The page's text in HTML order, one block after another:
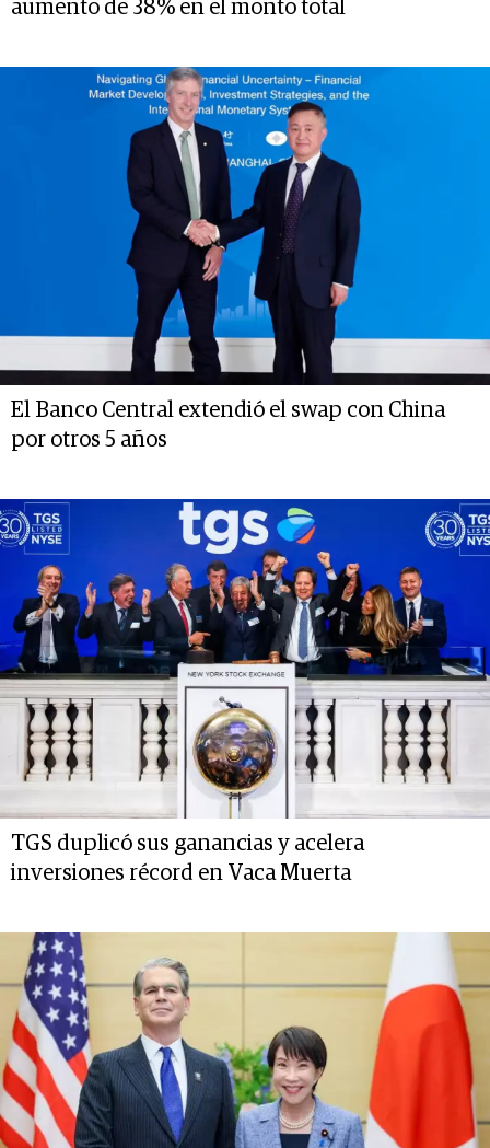
aumento de 38% en el monto total
El Banco Central extendió el swap con China
por otros 5 años
TGS duplicó sus ganancias y acelera
inversiones récord en Vaca Muerta